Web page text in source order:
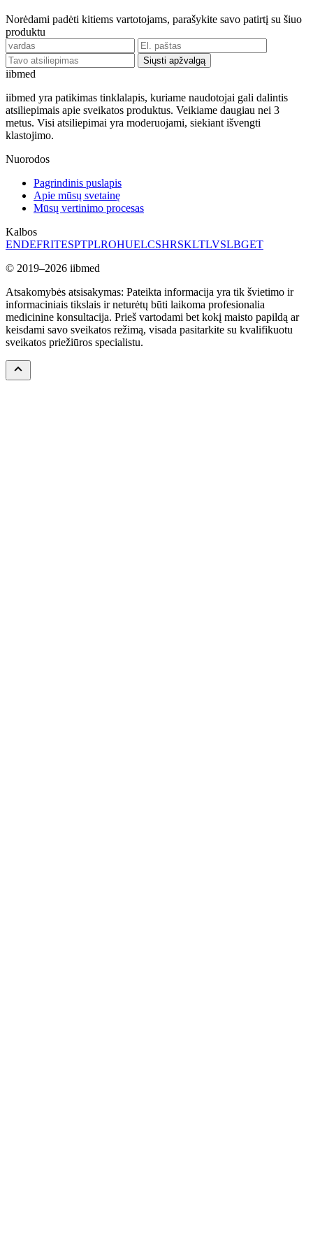
Norėdami padėti kitiems vartotojams, parašykite savo patirtį su šiuo
produktu
Siųsti apžvalgą
iibmed
iibmed yra patikimas tinklalapis, kuriame naudotojai gali dalintis
atsiliepimais apie sveikatos produktus. Veikiame daugiau nei 3
metus. Visi atsiliepimai yra moderuojami, siekiant išvengti
klastojimo.
Nuorodos
Pagrindinis puslapis
Apie mūsų svetainę
Mūsų vertinimo procesas
Kalbos
ENDEFRITESPTPLROHUELCSHRSKLTLVSLBGET
© 2019–2026 iibmed
Atsakomybės atsisakymas: Pateikta informacija yra tik švietimo ir
informaciniais tikslais ir neturėtų būti laikoma profesionalia
medicinine konsultacija. Prieš vartodami bet kokį maisto papildą ar
keisdami savo sveikatos režimą, visada pasitarkite su kvalifikuotu
sveikatos priežiūros specialistu.